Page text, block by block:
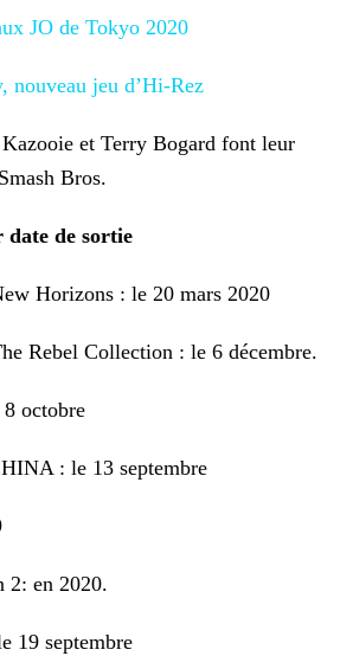
JO de Tokyo 2020
nouveau jeu d’Hi-Rez
et Terry Bogard font leur
Bros.
de sortie
Horizons : le 20 mars 2020
Rebel Collection : le 6 décembre.
octobre
: le 13 septembre
2: en 2020.
19 septembre